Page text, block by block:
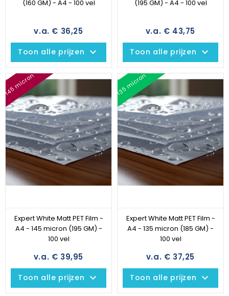
(160 GM) - A4 - 100 vel
v.a. € 36,25
Toon alle prijzen keyboard_arrow_down
(195 GM) - A4 - 100 vel
v.a. € 43,75
Toon alle prijzen keyboard_arrow_down
145 micron
Expert White Matt PET Film -
A4 - 145 micron (195 GM) -
100 vel
v.a. € 39,95
Toon alle prijzen keyboard_arrow_down
135 micron
Expert White Matt PET Film -
A4 - 135 micron (185 GM) -
100 vel
v.a. € 37,25
Toon alle prijzen keyboard_arrow_down